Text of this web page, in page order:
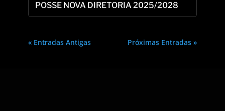
POSSE NOVA DIRETORIA 2025/2028
« Entradas Antigas Próximas Entradas »